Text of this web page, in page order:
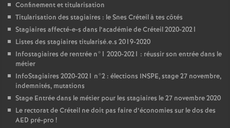
Confinement et titularisation
Titularisation des stagiaires : le Snes Créteil à tes côtés
Stagiaires affecté-e-s dans l’académie de Créteil 2020-2021
Listes des stagiaires titularisé.e.s 2019-2020
Infostagiaires de rentrée n°1 2020-2021 : réussir son entrée dans le
métier
InfoStagiaires 2020-2021 n°2 : élections INSPE, stage 27 novembre,
indemnités, mutations
Stage Entrée dans le métier pour les stagiaires le 27 novembre 2020
Le rectorat de Créteil ne doit pas faire d’économies sur le dos des
AED pré-pro !